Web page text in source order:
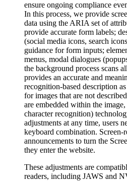
ensure ongoing compliance
In this process, we provide
data using the ARIA set of
provide accurate form labels;
(social media icons, search
guidance for form inputs;
menus, modal dialogues
the background process scans
provides an accurate and
recognition-based description
for images that are not
are embedded within the
character recognition)
adjustments at any time, users
keyboard combination. Screen-
announcements to turn the
they enter the website.
These adjustments are
readers, including JAWS and